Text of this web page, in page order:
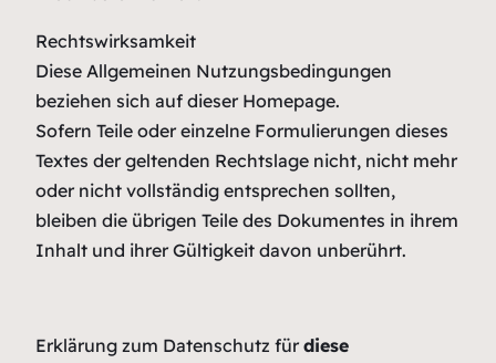
Rechtswirksamkeit
Diese Allgemeinen Nutzungsbedingungen
beziehen sich auf dieser Homepage.
Sofern Teile oder einzelne Formulierungen dieses
Textes der geltenden Rechtslage nicht, nicht mehr
oder nicht vollständig entsprechen sollten,
bleiben die übrigen Teile des Dokumentes in ihrem
Inhalt und ihrer Gültigkeit davon unberührt.
Erklärung zum Datenschutz für diese